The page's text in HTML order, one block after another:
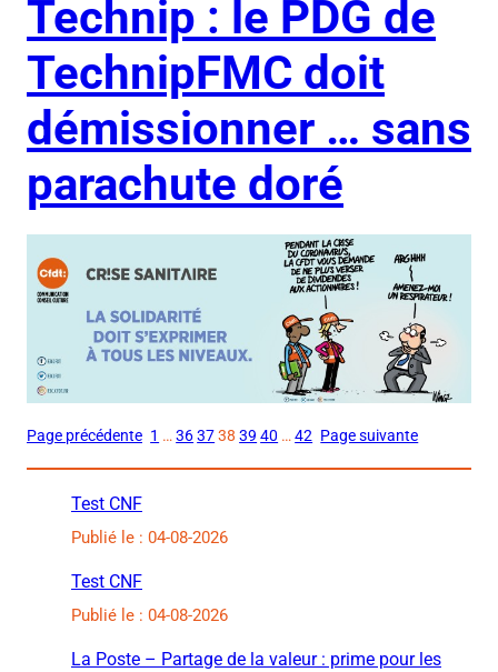
Technip : le PDG de
TechnipFMC doit
démissionner … sans
parachute doré
Page précédente 1 … 363738 39 40 … 42 Page suivante
Test CNF
Publié le : 04-08-2026
Test CNF
Publié le : 04-08-2026
La Poste – Partage de la valeur : prime pour les